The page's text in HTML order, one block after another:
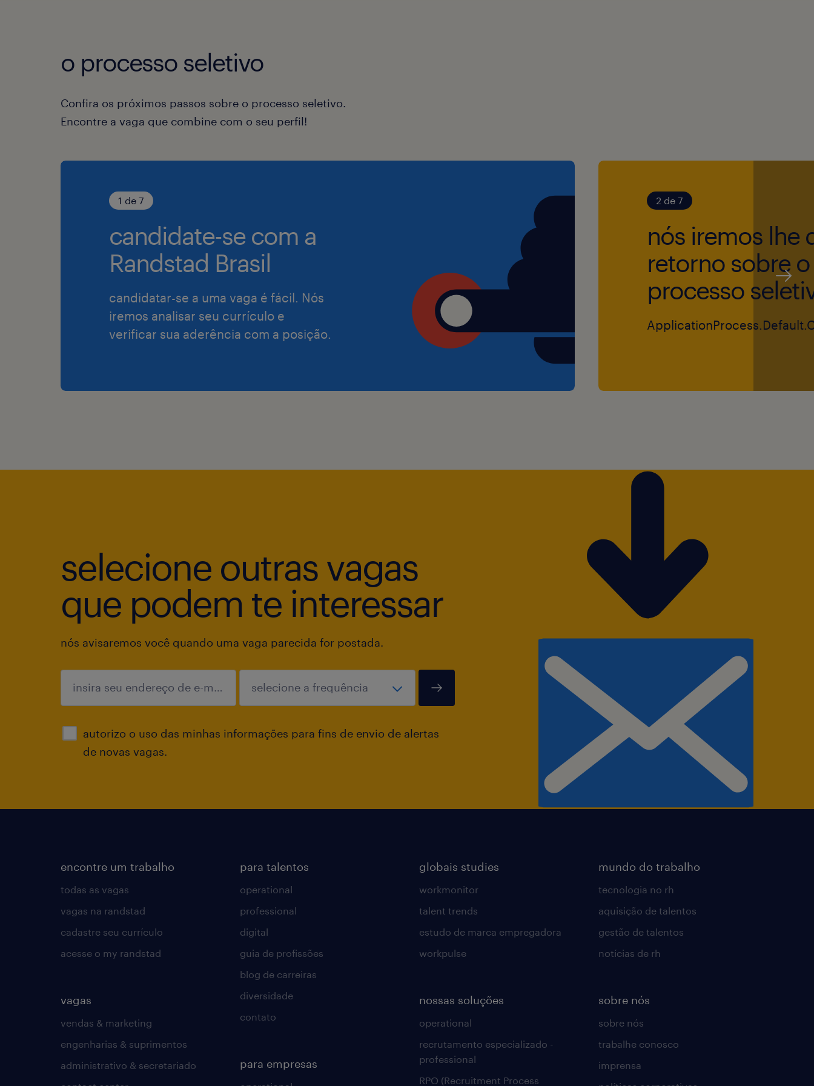
ferramentas de ponta. Se você quer sair da operação básica e
entrar na gestão estratégica de logística, seu lugar é aqui!
Interessados? Candidate-se agora!
o processo seletivo
Confira os próximos passos sobre o processo seletivo.
Encontre a vaga que combine com o seu perfil!
1 de 7
candidate-se com a
Randstad Brasil
candidatar-se a uma vaga é fácil. Nós
iremos analisar seu currículo e
verificar sua aderência com a posição.
2 de 7
nós iremos lhe
retorno sobre o
processo
selecione outras vagas
que podem te interessar
nós avisaremos você quando uma vaga parecida for postada.
autorizo o uso das minhas informações para fins de envio de alertas
de novas vagas.
enviar
encontre um trabalho
todas as vagas
vagas na randstad
cadastre seu currículo
acesse o my randstad
vagas
vendas & marketing
engenharias & suprimentos
administrativo & secretariado
para talentos
operational
professional
digital
guia de profissões
blog de carreiras
diversidade
contato
para empresas
globais studies
workmonitor
talent trends
estudo de marca empregadora
workpulse
nossas soluções
operational
recrutamento especializado -
professional
RPO (Recruitment Process
mundo do trabalho
tecnologia no rh
aquisição de talentos
gestão de talentos
notícias de rh
sobre nós
sobre nós
trabalhe conosco
imprensa